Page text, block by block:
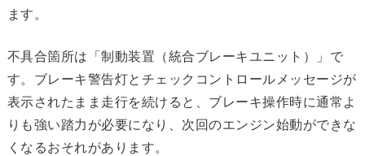
ます。
不具合箇所は「制動装置（統合ブレーキユニット）」で
す。ブレーキ警告灯とチェックコントロールメッセージが
表示されたまま走行を続けると、ブレーキ操作時に通常よ
りも強い踏力が必要になり、次回のエンジン始動ができな
くなるおそれがあります。